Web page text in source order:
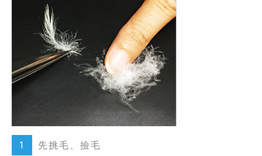
1 先挑毛、撿毛